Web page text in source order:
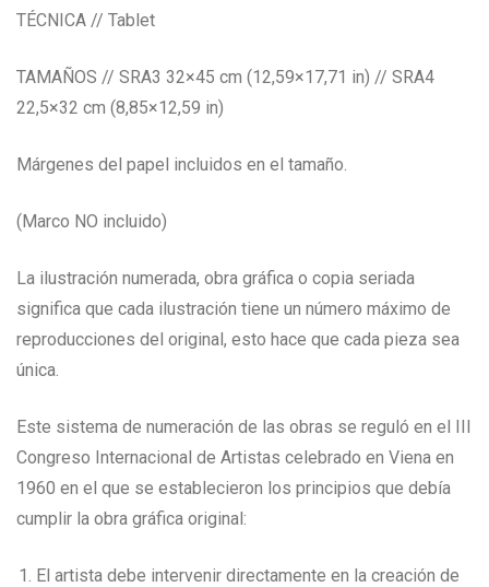
TÉCNICA // Tablet
TAMAÑOS // SRA3 32×45 cm (12,59×17,71 in) // SRA4
22,5×32 cm (8,85×12,59 in)
Márgenes del papel incluidos en el tamaño.
(Marco NO incluido)
La ilustración numerada, obra gráfica o copia seriada
significa que cada ilustración tiene un número máximo de
reproducciones del original, esto hace que cada pieza sea
única.
Este sistema de numeración de las obras se reguló en el III
Congreso Internacional de Artistas celebrado en Viena en
1960 en el que se establecieron los principios que debía
cumplir la obra gráfica original:
El artista debe intervenir directamente en la creación de